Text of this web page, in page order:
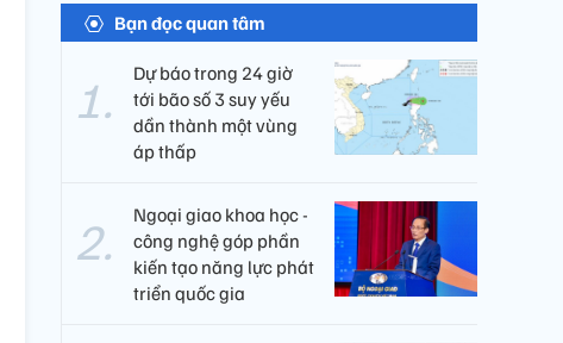
Bạn đọc quan tâm
Dự báo trong 24 giờ
tới bão số 3 suy yếu
dần thành một vùng
áp thấp
Ngoại giao khoa học -
công nghệ góp phần
kiến tạo năng lực phát
triển quốc gia